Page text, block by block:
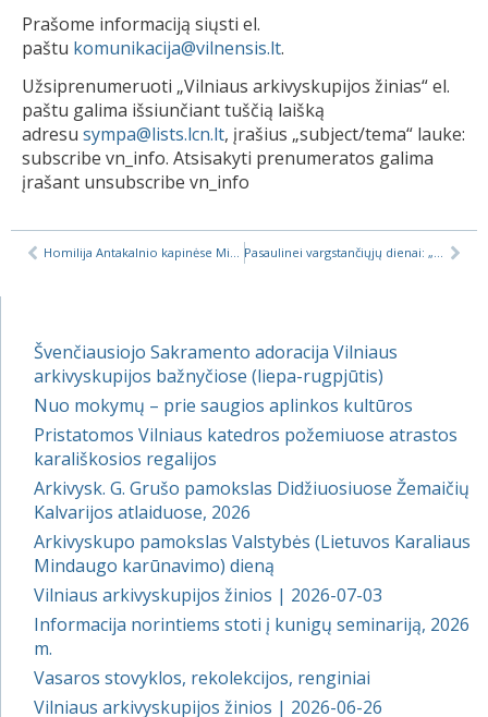
Prašome informaciją siųsti el.
paštu komunikacija@vilnensis.lt.
Užsiprenumeruoti „Vilniaus arkivyskupijos žinias“ el.
paštu galima išsiunčiant tuščią laišką
adresu sympa@lists.lcn.lt, įrašius „subject/tema“ lauke:
subscribe vn_info. Atsisakyti prenumeratos galima
įrašant unsubscribe vn_info
Homilija Antakalnio kapinėse Mirusiųjų minėjimo dieną Pasaulinei vargstančiųjų dienai: „Nenusuk savo veido nė nuo vieno vargšo“ (Tob 4, 7)
Švenčiausiojo Sakramento adoracija Vilniaus
arkivyskupijos bažnyčiose (liepa-rugpjūtis)
Nuo mokymų – prie saugios aplinkos kultūros
Pristatomos Vilniaus katedros požemiuose atrastos
karališkosios regalijos
Arkivysk. G. Grušo pamokslas Didžiuosiuose Žemaičių
Kalvarijos atlaiduose, 2026
Arkivyskupo pamokslas Valstybės (Lietuvos Karaliaus
Mindaugo karūnavimo) dieną
Vilniaus arkivyskupijos žinios | 2026-07-03
Informacija norintiems stoti į kunigų seminariją, 2026
m.
Vasaros stovyklos, rekolekcijos, renginiai
Vilniaus arkivyskupijos žinios | 2026-06-26